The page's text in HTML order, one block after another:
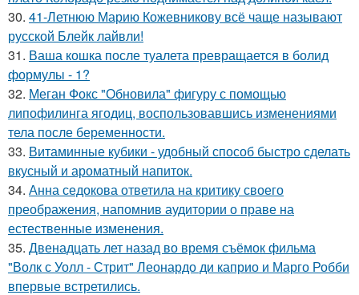
30. 41-Летнюю Марию Кожевникову всё чаще называют
русской Блейк лайвли!
31. Ваша кошка после туалета превращается в болид
формулы - 1?
32. Меган Фокс "Обновила" фигуру с помощью
липофилинга ягодиц, воспользовавшись изменениями
тела после беременности.
33. Витаминные кубики - удобный способ быстро сделать
вкусный и ароматный напиток.
34. Анна седокова ответила на критику своего
преображения, напомнив аудитории о праве на
естественные изменения.
35. Двенадцать лет назад во время съёмок фильма
"Волк с Уолл - Стрит" Леонардо ди каприо и Марго Робби
впервые встретились.